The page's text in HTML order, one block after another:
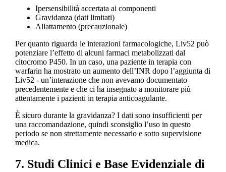
Ipersensibilità accertata ai componenti
Gravidanza (dati limitati)
Allattamento (precauzionale)
Per quanto riguarda le interazioni farmacologiche, Liv52 può
potenziare l’effetto di alcuni farmaci metabolizzati dal
citocromo P450. In un caso, una paziente in terapia con
warfarin ha mostrato un aumento dell’INR dopo l’aggiunta di
Liv52 - un’interazione che non avevamo documentato
precedentemente e che ci ha insegnato a monitorare più
attentamente i pazienti in terapia anticoagulante.
È sicuro durante la gravidanza? I dati sono insufficienti per
una raccomandazione, quindi sconsiglio l’uso in questo
periodo se non strettamente necessario e sotto supervisione
medica.
7. Studi Clinici e Base Evidenziale di